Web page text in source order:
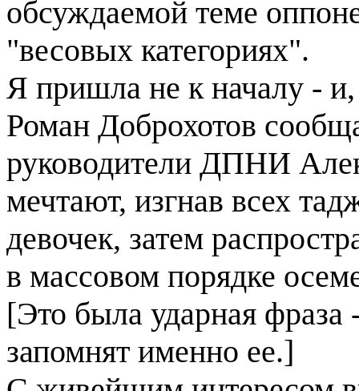
обсуждаемой теме
"весовых категориях".
Я пришла не к началу -
Роман Доброхотов
руководители ДПНИ
мечтают, изгнав всех
девочек, затем
в массовом порядке
[Это была ударная фраза
запомнят именно ее.]